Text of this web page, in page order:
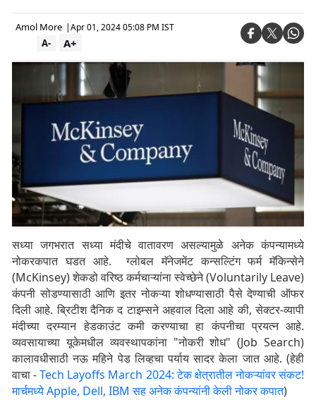
Amol More |Apr 01, 2024 05:08 PM IST
A+
A-
सध्या जगभरात सध्या मंदीचे वातावरण असल्यामुळे अनेक कंपन्यामध्ये
नोकरकपात घडत आहे. ग्लोबल मॅनेजमेंट कन्सल्टिंग फर्म मॅकिन्सेने
(McKinsey) शेकडो वरिष्ठ कर्मचाऱ्यांना स्वेच्छेने (Voluntarily Leave)
कंपनी सोडण्यासाठी आणि इतर नोकऱ्या शोधण्यासाठी पैसे देण्याची ऑफर
दिली आहे. ब्रिटीश दैनिक द टाइम्सने अहवाल दिला आहे की, सेक्टर-व्यापी
मंदीच्या दरम्यान हेडकाउंट कमी करण्याचा हा कंपनीचा प्रयत्न आहे.
व्यवसायाच्या यूकेमधील व्यवस्थापकांना "नोकरी शोध" (Job Search)
कालावधीसाठी नऊ महिने पेड लिव्हचा पर्याय सादर केला जात आहे. (हेही
वाचा -Tech Layoffs March 2024: टेक क्षेत्रातील नोकऱ्यांवर संकट!
मार्चमध्ये Apple, Dell, IBM सह अनेक कंपन्यांनी केली नोकर कपात)